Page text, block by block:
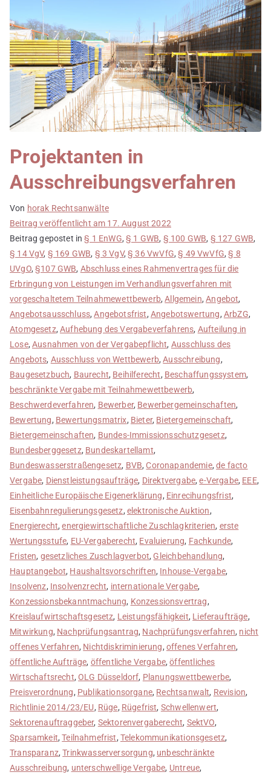
Projektanten in
Ausschreibungsverfahren
Von horak Rechtsanwälte
Beitrag veröffentlicht am 17. August 2022
Beitrag gepostet in§ 1 EnWG,§ 1 GWB, § 100 GWB, § 127 GWB,
§ 14 VgV, § 169 GWB, § 3 VgV,§ 36 VwVfG,§ 49 VwVfG,§ 8
UVgO,§107 GWB, Abschluss eines Rahmenvertrages für die
Erbringung von Leistungen im Verhandlungsverfahren mit
vorgeschaltetem Teilnahmewettbewerb,Allgemein,Angebot,
Angebotsausschluss,Angebotsfrist, Angebotswertung, ArbZG,
Atomgesetz,Aufhebung des Vergabeverfahrens, Aufteilung in
Lose,Ausnahmen von der Vergabepflicht, Ausschluss des
Angebots, Ausschluss von Wettbewerb,Ausschreibung,
Baugesetzbuch, Baurecht, Beihilferecht, Beschaffungssystem,
beschränkte Vergabe mit Teilnahmewettbewerb,
Beschwerdeverfahren, Bewerber, Bewerbergemeinschaften,
Bewertung, Bewertungsmatrix, Bieter, Bietergemeinschaft,
Bietergemeinschaften, Bundes-Immissionsschutzgesetz,
Bundesberggesetz, Bundeskartellamt,
Bundeswasserstraßengesetz, BVB,Coronapandemie,de facto
Vergabe, Dienstleistungsaufträge, Direktvergabe,e-Vergabe, EEE,
Einheitliche Europäische Eigenerklärung, Einrecihungsfrist,
Eisenbahnregulierungsgesetz, elektronische Auktion,
Energierecht,energiewirtschaftliche Zuschlagkriterien, erste
Wertungsstufe, EU-Vergaberecht, Evaluierung, Fachkunde,
Fristen, gesetzliches Zuschlagverbot, Gleichbehandlung,
Hauptangebot, Haushaltsvorschriften, Inhouse-Vergabe,
Insolvenz, Insolvenzrecht, internationale Vergabe,
Konzessionsbekanntmachung, Konzessionsvertrag,
Kreislaufwirtschaftsgesetz, Leistungsfähigkeit, Lieferaufträge,
Mitwirkung, Nachprüfungsantrag, Nachprüfungsverfahren, nicht
offenes Verfahren, Nichtdiskriminierung, offenes Verfahren,
öffentliche Aufträge, öffentliche Vergabe,öffentliches
Wirtschaftsrecht,OLG Düsseldorf, Planungswettbewerbe,
Preisverordnung, Publikationsorgane, Rechtsanwalt, Revision,
Richtlinie 2014/23/EU, Rüge, Rügefrist, Schwellenwert,
Sektorenauftraggeber, Sektorenvergaberecht, SektVO,
Sparsamkeit,Teilnahmefrist, Telekommunikationsgesetz,
Transparanz,Trinkwasserversorgung, unbeschränkte
Ausschreibung, unterschwellige Vergabe, Untreue,